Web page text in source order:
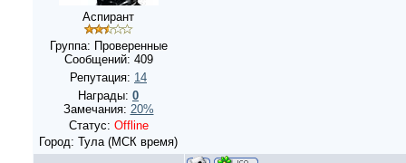
Аспирант
Группа: Проверенные
Сообщений: 409
Репутация: 14
Награды: 0
Замечания: 20%
Статус: Offline
Город: Тула (МСК время)